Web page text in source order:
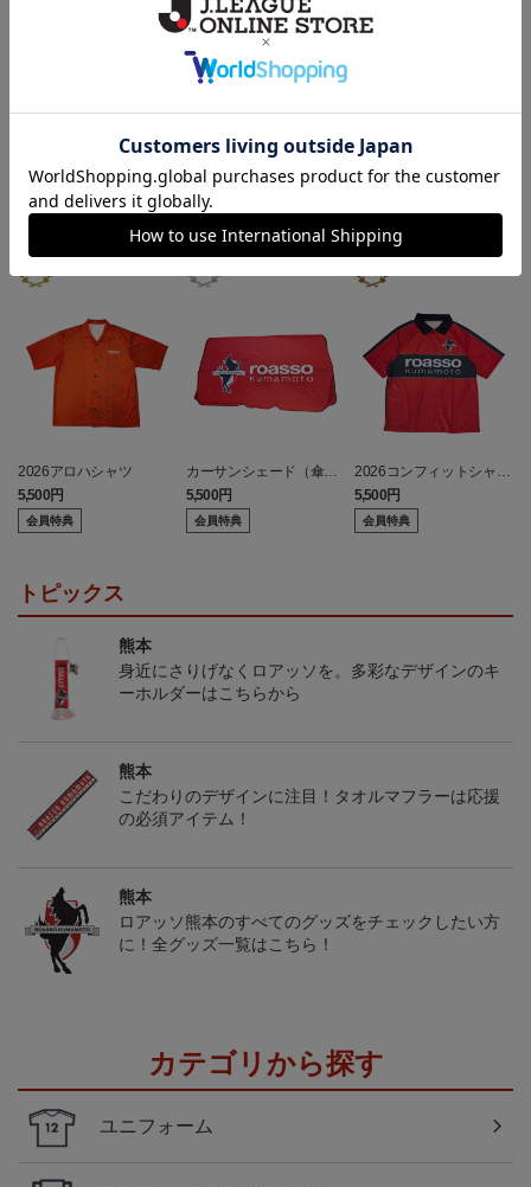
ギフト対応について
ランキング
2026アロハシャツ
5,500円
会員特典
カーサンシェード（傘
型）
5,500円
会員特典
2026コンフィットシャツ
（襟付き）
5,500円
会員特典
トピックス
熊本
身近にさりげなくロアッソを。多彩なデザインのキ
ーホルダーはこちらから
熊本
こだわりのデザインに注目！タオルマフラーは応援
の必須アイテム！
熊本
ロアッソ熊本のすべてのグッズをチェックしたい方
に！全グッズ一覧はこちら！
カテゴリから探す
ユニフォーム